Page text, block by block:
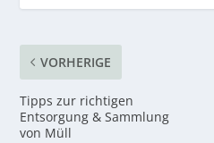
VORHERIGE
Tipps zur richtigen
Entsorgung & Sammlung
von Müll